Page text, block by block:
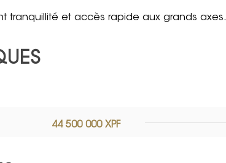
tranquillité et accès rapide aux grands axes.
44 500 000 XPF